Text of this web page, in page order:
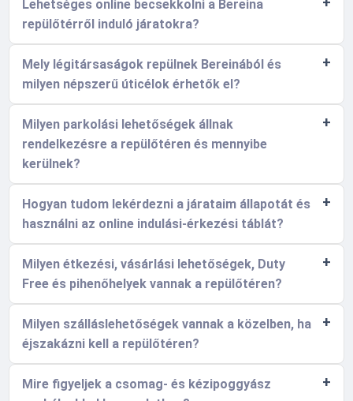
Lehetséges online becsekkolni a Bereina
repülőtérről induló járatokra?
Mely légitársaságok repülnek Bereinából és
milyen népszerű úticélok érhetők el?
Milyen parkolási lehetőségek állnak
rendelkezésre a repülőtéren és mennyibe
kerülnek?
Hogyan tudom lekérdezni a járataim állapotát és
használni az online indulási-érkezési táblát?
Milyen étkezési, vásárlási lehetőségek, Duty
Free és pihenőhelyek vannak a repülőtéren?
Milyen szálláslehetőségek vannak a közelben, ha
éjszakázni kell a repülőtéren?
Mire figyeljek a csomag- és kézipoggyász